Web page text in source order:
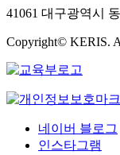
41061 대구광역시
Copyright© KERIS.
네이버 블로그
인스타그램